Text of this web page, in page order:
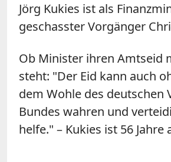
Jörg Kukies ist als
geschasster Vorgänger
Ob Minister ihren Amtseid
steht: "Der Eid kann auch
dem Wohle des deutschen
Bundes wahren und
helfe." – Kukies ist 56